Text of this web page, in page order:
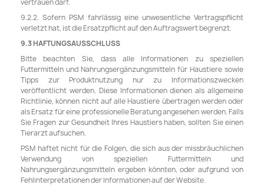
vertrauen darf.
9.2.2. Sofern PSM fahrlässig eine unwesentliche Vertragspflicht
verletzt hat, ist die Ersatzpflicht auf den Auftragswert begrenzt.
9.3 HAFTUNGSAUSSCHLUSS
Bitte beachten Sie, dass alle Informationen zu speziellen
Futtermitteln und Nahrungsergänzungsmitteln für Haustiere sowie
Tipps zur Produktnutzung nur zu Informationszwecken
veröffentlicht werden. Diese Informationen dienen als allgemeine
Richtlinie, können nicht auf alle Haustiere übertragen werden oder
als Ersatz für eine professionelle Beratung angesehen werden. Falls
Sie Fragen zur Gesundheit Ihres Haustiers haben, sollten Sie einen
Tierarzt aufsuchen.
PSM haftet nicht für die Folgen, die sich aus der missbräuchlichen
Verwendung von speziellen Futtermitteln und
Nahrungsergänzungsmitteln ergeben könnten, oder aufgrund von
Fehlinterpretationen der Informationen auf der Website.